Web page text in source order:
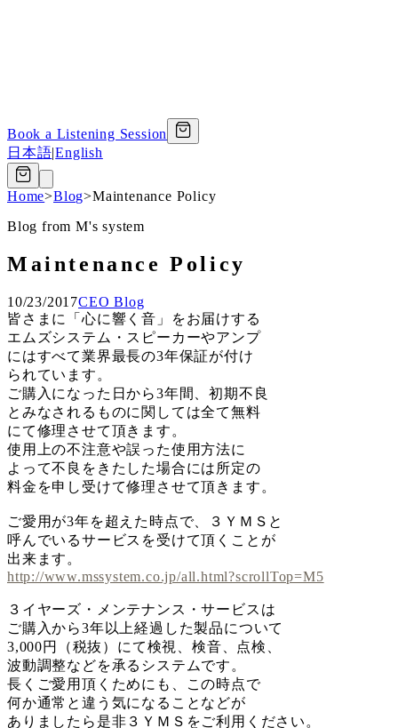
Book a Listening Session
日本語|English
Home>Blog>Maintenance Policy
Blog from M's system
Maintenance Policy
10/23/2017CEO Blog
皆さまに「心に響く音」をお届けする
エムズシステム・スピーカーやアンプ
にはすべて業界最長の3年保証が付け
られています。
ご購入になった日から3年間、初期不良
とみなされるものに関しては全て無料
にて修理させて頂きます。
使用上の不注意や誤った使用方法に
よって不良をきたした場合には所定の
料金を申し受けて修理させて頂きます。
ご愛用が3年を超えた時点で、３ＹＭＳと
呼んでいるサービスを受けて頂くことが
出来ます。
http://www.mssystem.co.jp/all.html?scrollTop=M5
３イヤーズ・メンテナンス・サービスは
ご購入から3年以上経過した製品について
3,000円（税抜）にて検視、検音、点検、
波動調整などを承るシステムです。
長くご愛用頂くためにも、この時点で
何か通常と違う気になることなどが
ありましたら是非３ＹＭＳをご利用ください。